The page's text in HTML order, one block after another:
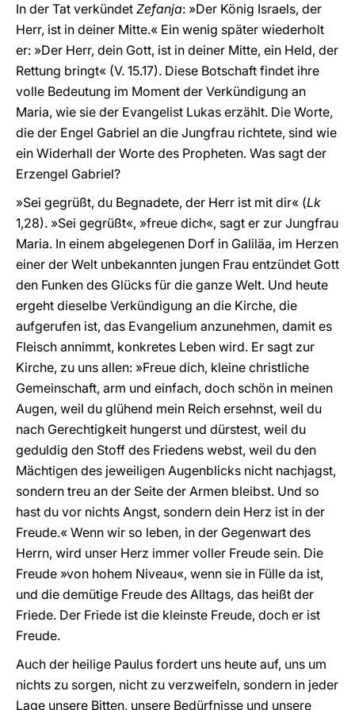
In der Tat verkündet Zefanja: »Der König Israels, der
Herr, ist in deiner Mitte.« Ein wenig später wiederholt
er: »Der Herr, dein Gott, ist in deiner Mitte, ein Held, der
Rettung bringt« (V. 15.17). Diese Botschaft findet ihre
volle Bedeutung im Moment der Verkündigung an
Maria, wie sie der Evangelist Lukas erzählt. Die Worte,
die der Engel Gabriel an die Jungfrau richtete, sind wie
ein Widerhall der Worte des Propheten. Was sagt der
Erzengel Gabriel?
»Sei gegrüßt, du Begnadete, der Herr ist mit dir« (Lk
1,28). »Sei gegrüßt«, »freue dich«, sagt er zur Jungfrau
Maria. In einem abgelegenen Dorf in Galiläa, im Herzen
einer der Welt unbekannten jungen Frau entzündet Gott
den Funken des Glücks für die ganze Welt. Und heute
ergeht dieselbe Verkündigung an die Kirche, die
aufgerufen ist, das Evangelium anzunehmen, damit es
Fleisch annimmt, konkretes Leben wird. Er sagt zur
Kirche, zu uns allen: »Freue dich, kleine christliche
Gemeinschaft, arm und einfach, doch schön in meinen
Augen, weil du glühend mein Reich ersehnst, weil du
nach Gerechtigkeit hungerst und dürstest, weil du
geduldig den Stoff des Friedens webst, weil du den
Mächtigen des jeweiligen Augenblicks nicht nachjagst,
sondern treu an der Seite der Armen bleibst. Und so
hast du vor nichts Angst, sondern dein Herz ist in der
Freude.« Wenn wir so leben, in der Gegenwart des
Herrn, wird unser Herz immer voller Freude sein. Die
Freude »von hohem Niveau«, wenn sie in Fülle da ist,
und die demütige Freude des Alltags, das heißt der
Friede. Der Friede ist die kleinste Freude, doch er ist
Freude.
Auch der heilige Paulus fordert uns heute auf, uns um
nichts zu sorgen, nicht zu verzweifeln, sondern in jeder
Lage unsere Bitten, unsere Bedürfnisse und unsere